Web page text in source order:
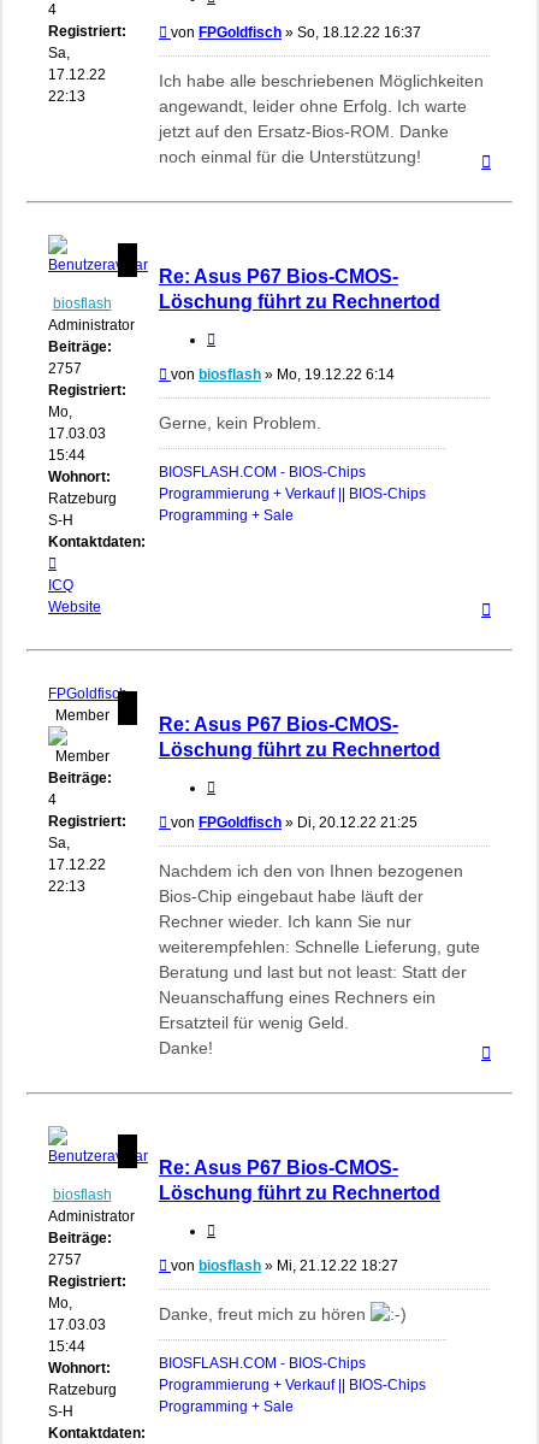
4
Registriert:
Sa,
17.12.22
22:13
Beitrag
von FPGoldfisch » So, 18.12.22 16:37
Ich habe alle beschriebenen Möglichkeiten
angewandt, leider ohne Erfolg. Ich warte
jetzt auf den Ersatz-Bios-ROM. Danke
noch einmal für die Unterstützung!
biosflash
Administrator
Beiträge:
2757
Registriert:
Mo,
17.03.03
15:44
Wohnort:
Ratzeburg,
S-H
Kontaktdaten:
von
biosflash
ICQ
Website
Re: Asus P67 Bios-CMOS-
Löschung führt zu Rechnertod
Beitrag
von biosflash » Mo, 19.12.22 6:14
Gerne, kein Problem.
BIOSFLASH.COM - BIOS-Chips
Programmierung + Verkauf || BIOS-Chips
Programming + Sale
FPGoldfisch
Member
Beiträge:
4
Registriert:
Sa,
17.12.22
22:13
Re: Asus P67 Bios-CMOS-
Löschung führt zu Rechnertod
Beitrag
von FPGoldfisch » Di, 20.12.22 21:25
Nachdem ich den von Ihnen bezogenen
Bios-Chip eingebaut habe läuft der
Rechner wieder. Ich kann Sie nur
weiterempfehlen: Schnelle Lieferung, gute
Beratung und last but not least: Statt der
Neuanschaffung eines Rechners ein
Ersatzteil für wenig Geld.
Danke!
biosflash
Administrator
Beiträge:
2757
Registriert:
Mo,
17.03.03
15:44
Wohnort:
Ratzeburg,
S-H
Kontaktdaten:
Re: Asus P67 Bios-CMOS-
Löschung führt zu Rechnertod
Beitrag
von biosflash » Mi, 21.12.22 18:27
Danke, freut mich zu hören
BIOSFLASH.COM - BIOS-Chips
Programmierung + Verkauf || BIOS-Chips
Programming + Sale